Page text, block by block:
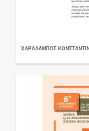
ΧΑΡΆΛΑΜΠΟΣ